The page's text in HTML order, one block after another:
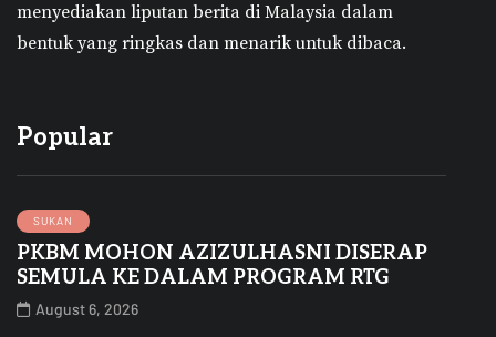
menyediakan liputan berita di Malaysia dalam
bentuk yang ringkas dan menarik untuk dibaca.
Popular
SUKAN
PKBM MOHON AZIZULHASNI DISERAP
SEMULA KE DALAM PROGRAM RTG
August 6, 2026